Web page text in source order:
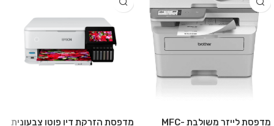
מדפסת לייזר משולבת MFC- מדפסת הזרקת דיו פוטו צבעונית